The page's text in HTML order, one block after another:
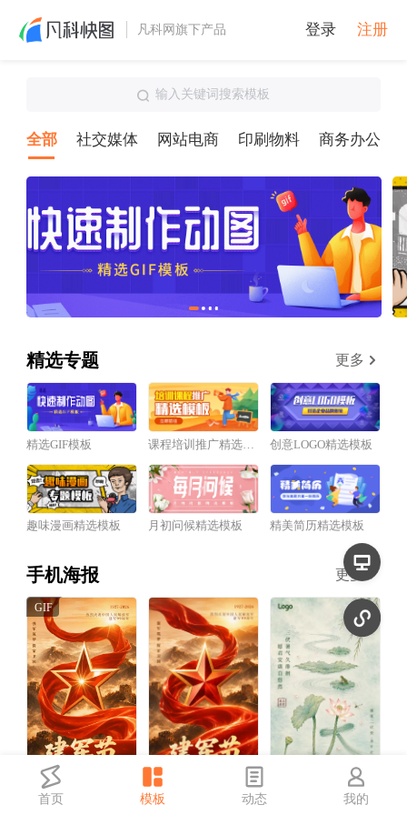
凡科网旗下产品 登录 注册
输入关键词搜索模板
全部 社交媒体 网站电商 印刷物料 商务办公
精选专题 更多
精选GIF模板 课程培训推广精选模板 创意LOGO精选模板
趣味漫画精选模板 月初问候精选模板 精美简历精选模板
手机海报 更多
红金风建军节祝福宣传手机海报 中国风三伏天祝福宣传手机海报
首页 模板 动态 我的